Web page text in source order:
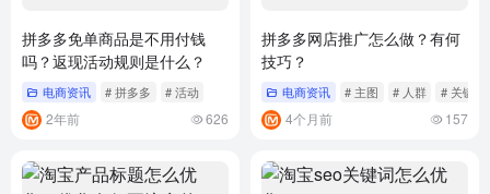
拼多多免单商品是不用付钱
吗？返现活动规则是什么？
电商资讯 # 拼多多 # 活动
2年前 626
拼多多网店推广怎么做？有何
技巧？
电商资讯 # 主图 # 人群 # 关键词
4个月前 157